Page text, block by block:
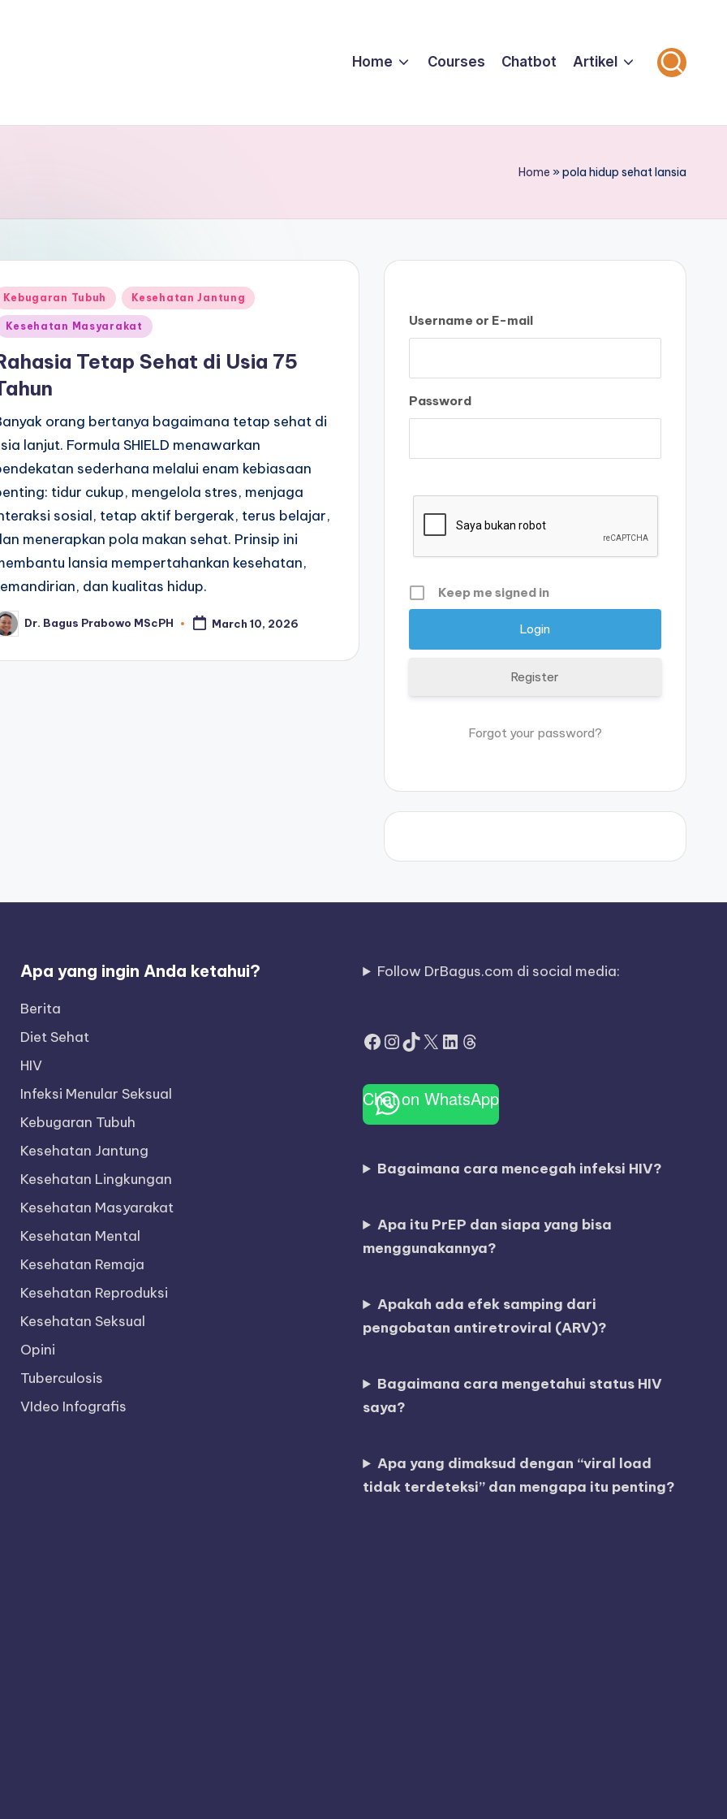
Home Courses Chatbot Artikel
Home »pola hidup sehat lansia
Kebugaran Tubuh Kesehatan Jantung
Kesehatan Masyarakat
Tetap Sehat di Usia 75
orang bertanya bagaimana tetap sehat di
lanjut. Formula SHIELD menawarkan
sederhana melalui enam kebiasaan
tidur cukup, mengelola stres, menjaga
sosial, tetap aktif bergerak, terus belajar,
menerapkan pola makan sehat. Prinsip ini
lansia mempertahankan kesehatan,
dan kualitas hidup.
Dr. Bagus Prabowo MScPH March 10, 2026
Username or E-mail
Password
Keep me signed in
Register
Forgot your password?
Apa yang ingin Anda ketahui?
Berita
Diet Sehat
HIV
Infeksi Menular Seksual
Kebugaran Tubuh
Kesehatan Jantung
Kesehatan Lingkungan
Kesehatan Masyarakat
Kesehatan Mental
Kesehatan Remaja
Kesehatan Reproduksi
Kesehatan Seksual
Opini
Tuberculosis
VIdeo Infografis
Follow DrBagus.com di social media:
Facebook
Instagram
TikTok
X LinkedIn
Threads
Chat on WhatsApp
Bagaimana cara mencegah infeksi HIV?
Apa itu PrEP dan siapa yang bisa
menggunakannya?
Apakah ada efek samping dari
pengobatan antiretroviral (ARV)?
Bagaimana cara mengetahui status HIV
saya?
Apa yang dimaksud dengan “viral load
tidak terdeteksi” dan mengapa itu penting?